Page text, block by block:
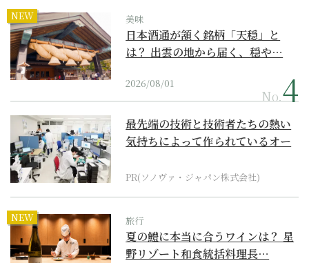
NEW 美味
日本酒通が頷く銘柄「天穏」と
は？ 出雲の地から届く、穏や…
2026/08/01
No.
最先端の技術と技術者たちの熱い
気持ちによって作られているオー
PR(ソノヴァ・ジャパン株式会社)
NEW 旅行
夏の鱧に本当に合うワインは？ 星
野リゾート和食統括料理長…